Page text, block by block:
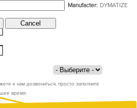
к нам дозвониться, просто заполните
время.
Manufacter: DYMATIZE